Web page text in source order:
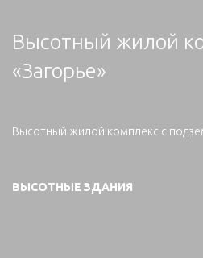
Высотный жилой
«Загорье»
Высотный жилой комплекс с
ВЫСОТНЫЕ ЗДАНИЯ